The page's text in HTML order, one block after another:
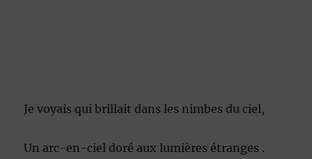
Je voyais qui brillait dans les nimbes du ciel,
Un arc-en-ciel doré aux lumières étranges .